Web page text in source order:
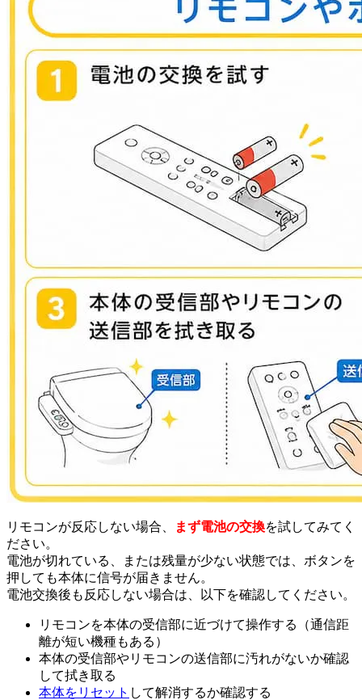
リモコンが反応しない場合、 まず電池の交換を試してみてく
ださい。
電池が切れている、または残量が少ない状態では、ボタンを
押しても本体に信号が届きません。
電池交換後も反応しない場合は、以下を確認してください。
リモコンを本体の受信部に近づけて操作する（通信距
離が短い機種もある）
本体の受信部やリモコンの送信部に汚れがないか確認
して拭き取る
本体をリセット して解消するか確認する